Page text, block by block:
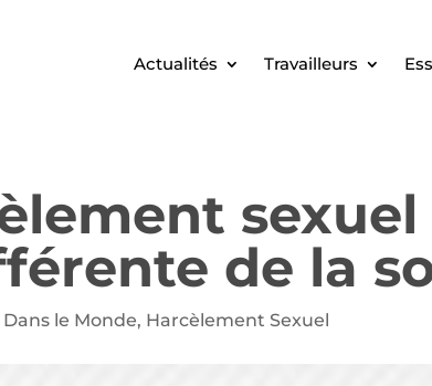
Actualités Travailleurs
de la
Dans le Monde, Harcèlement Sexuel